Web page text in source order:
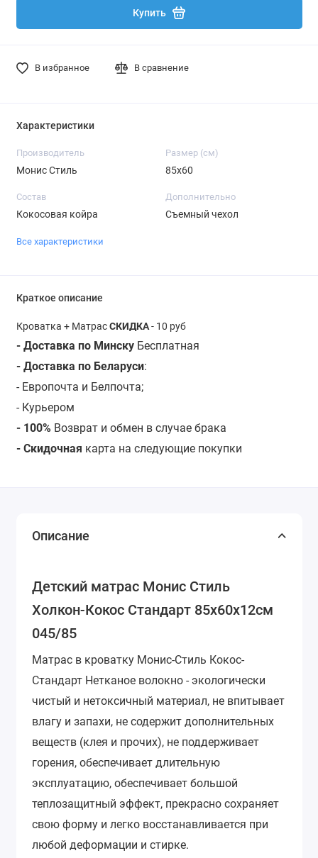
Купить
В избранное В сравнение
Характеристики
Производитель
Монис Стиль
Размер (см)
85х60
Состав
Кокосовая койра
Дополнительно
Съемный чехол
Все характеристики
Краткое описание
Кроватка + МатрасСКИДКА- 10 руб
- Доставка по МинскуБесплатная
- Доставка по Беларуси:
- Европочта и Белпочта;
- Курьером
- 100% Возврат и обмен в случае брака
- Скидочная карта на следующие покупки
Описание
Детский матрас Монис Стиль
Холкон-Кокос Стандарт 85х60х12см
045/85
Матрас в кроватку Монис-Стиль Кокос-
Стандарт Нетканое волокно - экологически
чистый и нетоксичный материал, не впитывает
влагу и запахи, не содержит дополнительных
веществ (клея и прочих), не поддерживает
горения, обеспечивает длительную
эксплуатацию, обеспечивает большой
теплозащитный эффект, прекрасно сохраняет
свою форму и легко восстанавливается при
любой деформации и стирке.